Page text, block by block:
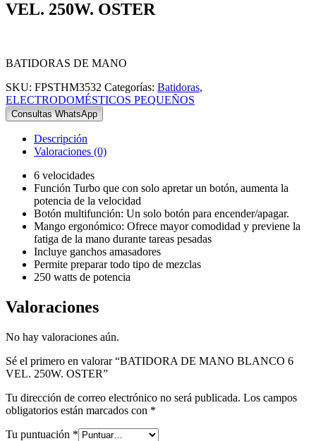
VEL. 250W. OSTER
BATIDORAS DE MANO
SKU: FPSTHM3532 Categorías: Batidoras,
ELECTRODOMÉSTICOS PEQUEÑOS
Consultas WhatsApp
Descripción
Valoraciones (0)
6 velocidades
Función Turbo que con solo apretar un botón, aumenta la
potencia de la velocidad
Botón multifunción: Un solo botón para encender/apagar.
Mango ergonómico: Ofrece mayor comodidad y previene la
fatiga de la mano durante tareas pesadas
Incluye ganchos amasadores
Permite preparar todo tipo de mezclas
250 watts de potencia
Valoraciones
No hay valoraciones aún.
Sé el primero en valorar “BATIDORA DE MANO BLANCO 6
VEL. 250W. OSTER”
Tu dirección de correo electrónico no será publicada. Los campos
obligatorios están marcados con *
Tu puntuación *